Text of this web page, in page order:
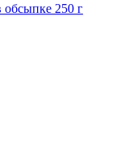
обсыпке 250 г